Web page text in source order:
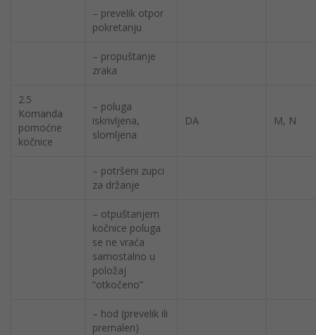
– prevelik otpor
pokretanju
– propuštanje
zraka
2.5
Komanda
pomoćne
kočnice
– poluga
iskrivljena,
slomljena
DA M, N
– potršeni zupci
za držanje
– otpuštanjem
kočnice poluga
se ne vraća
samostalno u
položaj
“otkočeno”
– hod (prevelik ili
premalen)